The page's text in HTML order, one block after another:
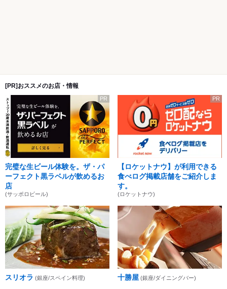
[PR]おススメのお店・情報
PR
完璧な生ビール体験を。ザ・パ
ーフェクト黒ラベルが飲めるお
店
(サッポロビール)
PR
【ロケットナウ】が利用できる
食べログ掲載店舗をご紹介しま
す。
(ロケットナウ)
スリオラ (銀座/スペイン料理) 十勝屋 (銀座/ダイニングバー)